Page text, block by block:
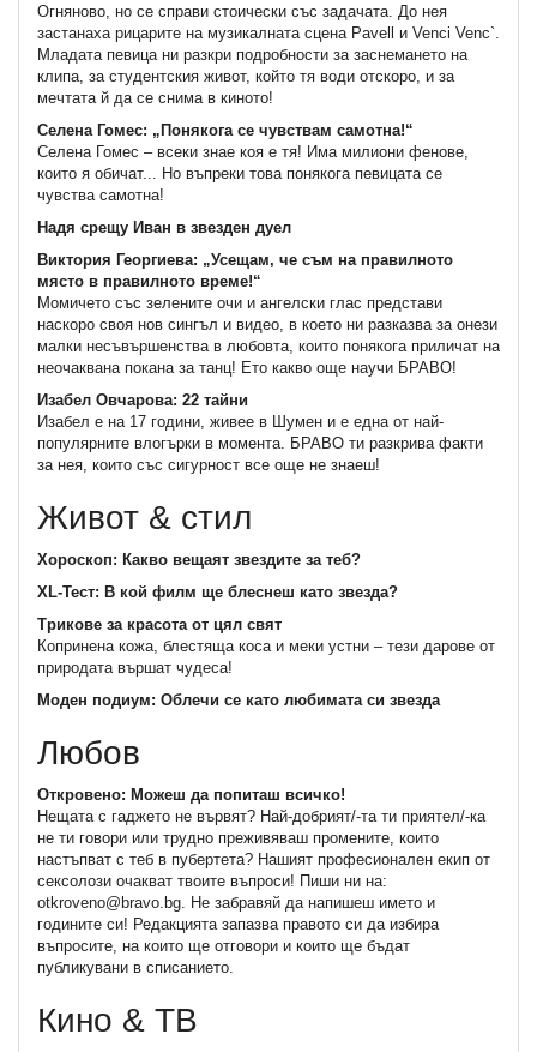
Огняново, но се справи стоически със задачата. До нея
застанаха рицарите на музикалната сцена Pavell и Venci Venc`.
Младата певица ни разкри подробности за заснемането на
клипа, за студентския живот, който тя води отскоро, и за
мечтата й да се снима в киното!
Селена Гомес: „Понякога се чувствам самотна!“
Селена Гомес – всеки знае коя е тя! Има милиони фенове,
които я обичат... Но въпреки това понякога певицата се
чувства самотна!
Надя срещу Иван в звезден дуел
Виктория Георгиева: „Усещам, че съм на правилното
място в правилното време!“
Момичето със зелените очи и ангелски глас представи
наскоро своя нов сингъл и видео, в което ни разказва за онези
малки несъвършенства в любовта, които понякога приличат на
неочаквана покана за танц! Ето какво още научи БРАВО!
Изабел Овчарова: 22 тайни
Изабел е на 17 години, живее в Шумен и е една от най-
популярните влогърки в момента. БРАВО ти разкрива факти
за нея, които със сигурност все още не знаеш!
Живот & стил
Хороскоп: Какво вещаят звездите за теб?
XL-Тест: В кой филм ще блеснеш като звезда?
Трикове за красота от цял свят
Копринена кожа, блестяща коса и меки устни – тези дарове от
природата вършат чудеса!
Моден подиум: Облечи се като любимата си звезда
Любов
Откровено: Можеш да попиташ всичко!
Нещата с гаджето не вървят? Най-добрият/-та ти приятел/-ка
не ти говори или трудно преживяваш промените, които
настъпват с теб в пубертета? Нашият професионален екип от
сексолози очакват твоите въпроси! Пиши ни на:
otkroveno@bravo.bg. Не забравяй да напишеш името и
годините си! Редакцията запазва правото си да избира
въпросите, на които ще отговори и които ще бъдат
публикувани в списанието.
Кино & ТВ